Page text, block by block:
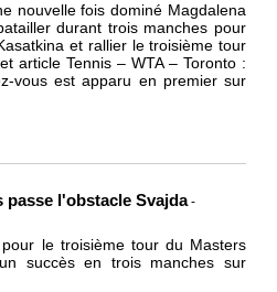
nouvelle fois dominé Magdalena
durant trois manches pour
et rallier le troisième tour
article Tennis – WTA – Toronto :
vous est apparu en premier sur
passe l'obstacle Svajda -
le troisième tour du Masters
succès en trois manches sur